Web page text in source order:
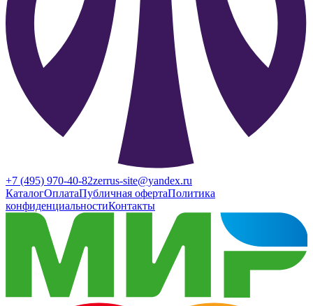
+7 (495) 970-40-82zerrus-site@yandex.ru
КаталогОплатаПубличная офертаПолитика
конфиденциальностиКонтакты